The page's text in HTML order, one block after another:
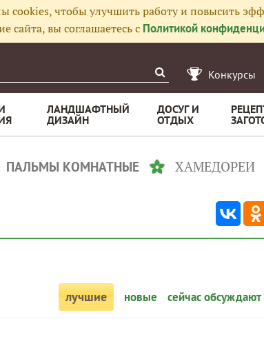
cookies, чтобы улучшить работу и повысить
сайта, вы соглашаетесь с Политикой
Конкурсы
ЛАНДШАФТНЫЙ
ДИЗАЙН
ДОСУГ И
ОТДЫХ
ПАЛЬМЫ КОМНАТНЫЕ ХАМЕДОРЕИ
лучшие новые сейчас обсуждают